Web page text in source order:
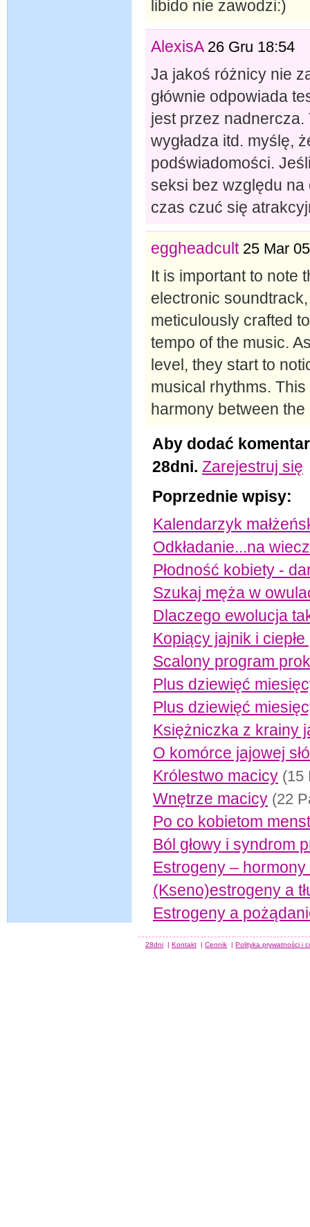
libido nie zawodzi:)
AlexisA 26 Gru 18:54
Ja jakoś różnicy nie
głównie odpowiada
jest przez nadnercza.
wygładza itd. myślę,
podświadomości.
seksi bez względu na
czas czuć się
eggheadcult 25 Mar
It is important to note
electronic
meticulously crafted
tempo of the music.
level, they start to
musical rhythms.
harmony between
Aby dodać
28dni. Zarejestruj się
Poprzednie wpisy:
Kalendarzyk
Odkładanie...na
Płodność kobiety -
Szukaj męża w
Dlaczego ewolucja
Kopiący jajnik i
Scalony program
Plus dziewięć
Plus dziewięć
Księżniczka z krainy
O komórce jajowej
Królestwo macicy (15
Wnętrze macicy (22
Po co kobietom
Ból głowy i syndrom
Estrogeny –
(Kseno)estrogeny a
Estrogeny a
28dni | Kontakt | Cennik | Polityka prywatności i